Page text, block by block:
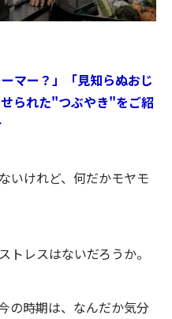
マー？」「見知らぬおじ
られた"つぶやき"をご紹
いけれど、何だかモヤモ
トレスはないだろうか。
の時期は、なんだか気分